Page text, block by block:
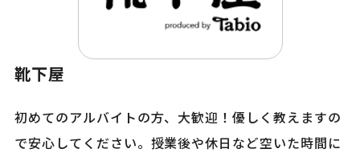
靴下屋
初めてのアルバイトの方、大歓迎！優しく教えますの
で安心してください。授業後や休日など空いた時間に